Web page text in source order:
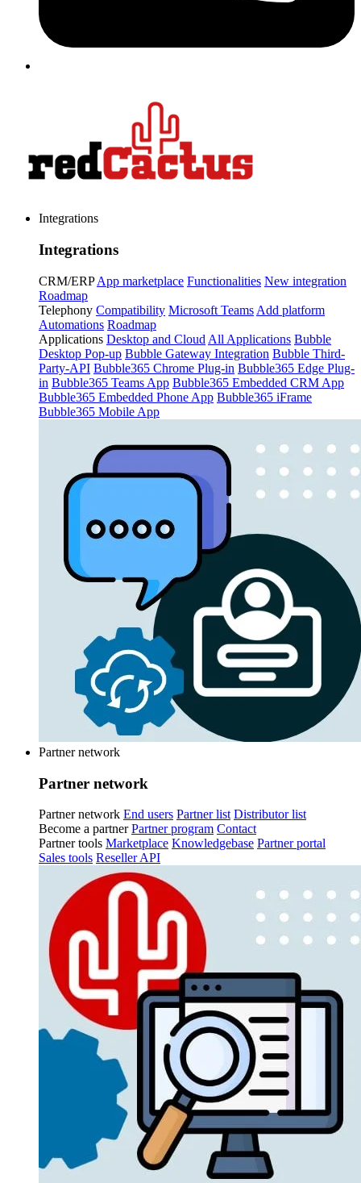
Integrations
Integrations
CRM/ERP App marketplace Functionalities New integration
Roadmap
Telephony Compatibility Microsoft Teams Add platform
Automations Roadmap
Applications Desktop and Cloud All Applications Bubble
Desktop Pop-up Bubble Gateway Integration Bubble Third-
Party-API Bubble365 Chrome Plug-in Bubble365 Edge Plug-
in Bubble365 Teams App Bubble365 Embedded CRM App
Bubble365 Embedded Phone App Bubble365 iFrame
Bubble365 Mobile App
Partner network
Partner network
Partner network End users Partner list Distributor list
Become a partner Partner program Contact
Partner tools Marketplace Knowledgebase Partner portal
Sales tools Reseller API